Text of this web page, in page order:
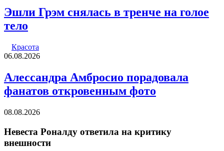
Эшли Грэм снялась в тренче на голое
тело
Красота
06.08.2026
Алессандра Амбросио порадовала
фанатов откровенным фото
08.08.2026
Невеста Роналду ответила на критику
внешности